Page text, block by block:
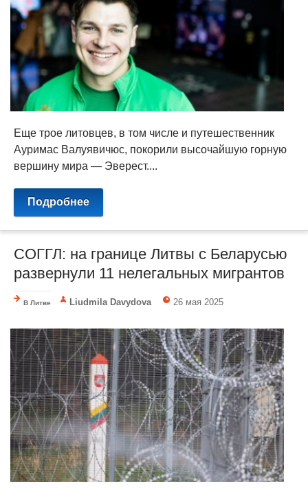
Еще трое литовцев, в том числе и путешественник
Ауримас Валуявичюс, покорили высочайшую горную
вершину мира — Эверест....
Подробнее
СОГГЛ: на границе Литвы с Беларусью
развернули 11 нелегальных мигрантов
В Литве Liudmila Davydova 26 мая 2025